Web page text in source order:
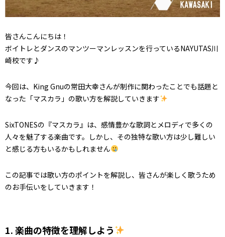
皆さんこんにちは！
ボイトレとダンスのマンツーマンレッスンを行っているNAYUTAS川
崎校です♪
今回は、King Gnuの常田大幸さんが制作に関わったことでも話題と
なった「マスカラ」の歌い方を解説していきます
SixTONESの『マスカラ』は、感情豊かな歌詞とメロディで多くの
人々を魅了する楽曲です。しかし、その独特な歌い方は少し難しい
と感じる方もいるかもしれません
この記事では歌い方のポイントを解説し、皆さんが楽しく歌うため
のお手伝いをしていきます！
1. 楽曲の特徴を理解しよう